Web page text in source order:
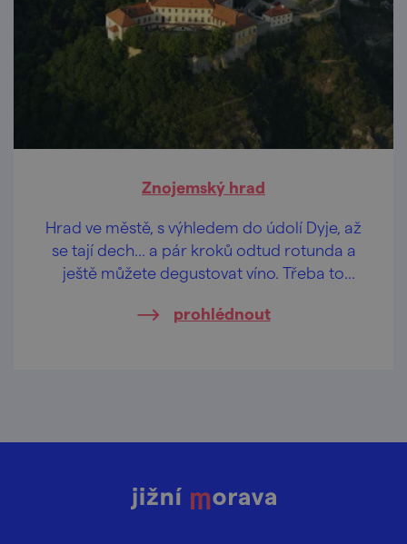
Znojemský hrad
Hrad ve městě, s výhledem do údolí Dyje, až
se tají dech… a pár kroků odtud rotunda a
ještě můžete degustovat víno. Třeba to
prohlédnout